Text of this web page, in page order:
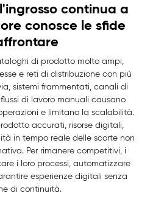
continua a
conosce le sfide
di prodotto molto ampi,
e reti di distribuzione con più
sistemi frammentati, canali di
di lavoro manuali causano
e limitano la scalabilità.
accurati, risorse digitali,
in tempo reale delle scorte non
Per rimanere competitivi, i
i loro processi, automatizzare
esperienze digitali senza
di continuità.